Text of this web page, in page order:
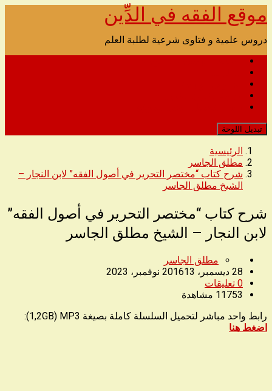
تخطى
الى
موقع الفقه في الدِّين
دروس علمية و فتاوى شرعية لطلبة العلم
تبديل اللوحة
الرئيسية
مطلق الجاسر
شرح كتاب “مختصر التحرير في أصول الفقه” لابن النجار –
الشيخ مطلق الجاسر
شرح كتاب “مختصر التحرير في أصول الفقه”
لابن النجار – الشيخ مطلق الجاسر
مطلق الجاسر
28 ديسمبر، 2016
13 نوفمبر، 2023
0 تعليقات
11753 مشاهدة
رابط واحد مباشر لتحميل السلسلة كاملة بصيغة 1,2GB) MP3):
اضغط هنا